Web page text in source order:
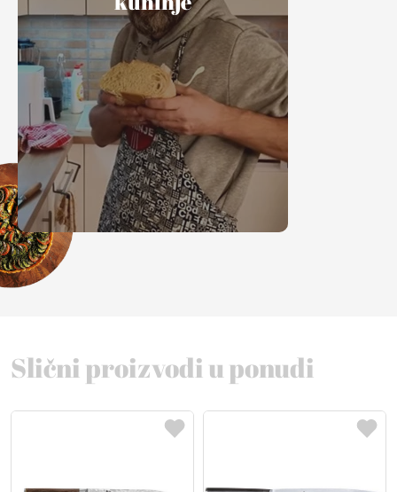
Slični proizvodi u ponudi